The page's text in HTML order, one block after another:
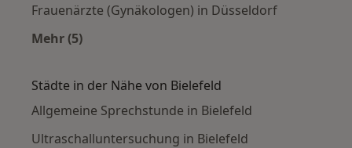
Frauenärzte (Gynäkologen) in Düsseldorf
Mehr (5)
Städte in der Nähe von Bielefeld
Allgemeine Sprechstunde in Bielefeld
Ultraschalluntersuchung in Bielefeld